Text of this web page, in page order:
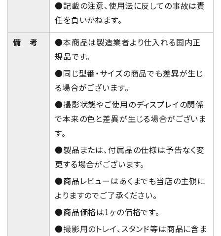
●記載の注意、使用法に反しての事故は責
任を負いかねます。
備 考
●本商品は製造業者より仕入れる国内正
規品です。
●同じ型番・サイズの商品でも差異が生じ
る場合がございます。
●撮影状態やご使用のディスプレイの関係
で本来の色と差異が生じる場合がございま
す。
●製品または、付属品の仕様は予告なく変
更する場合がございます。
●商品レビューはあくまでも当店の主観に
よりますのでご了承ください。
●商品価格は1ヶの価格です。
●撮影用のトレイ、スタンド等は商品に含ま